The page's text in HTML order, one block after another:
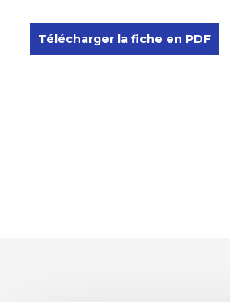
Télécharger la fiche en PDF